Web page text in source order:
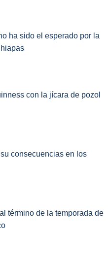
ha sido el esperado por la
con la jícara de pozol
consecuencias en los
término de la temporada de